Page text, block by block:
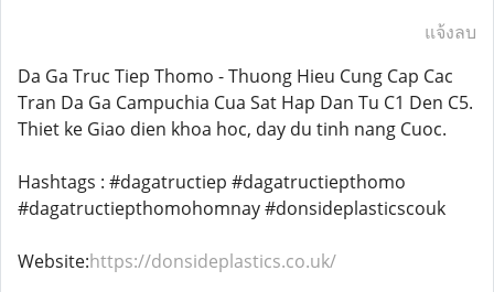
แจ้งลบ
Da Ga Truc Tiep Thomo - Thuong Hieu Cung Cap Cac
Tran Da Ga Campuchia Cua Sat Hap Dan Tu C1 Den C5.
Thiet ke Giao dien khoa hoc, day du tinh nang Cuoc.
Hashtags : #dagatructiep #dagatructiepthomo
#dagatructiepthomohomnay #donsideplasticscouk
Website:https://donsideplastics.co.uk/